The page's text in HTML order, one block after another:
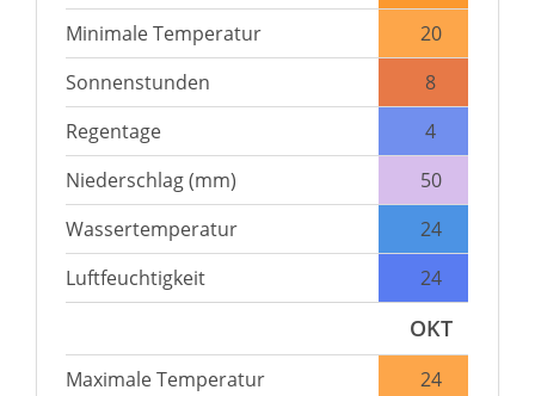
Minimale Temperatur
20
Sonnenstunden
8
Regentage
4
Niederschlag (mm)
50
Wassertemperatur
24
Luftfeuchtigkeit
24
OKT
Maximale Temperatur
24